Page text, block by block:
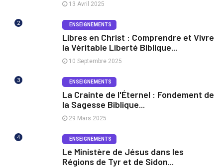
13 Avril 2025
2 ENSEIGNEMENTS
Libres en Christ : Comprendre et Vivre
la Véritable Liberté Biblique...
10 Septembre 2025
3 ENSEIGNEMENTS
La Crainte de l'Éternel : Fondement de
la Sagesse Biblique...
29 Mars 2025
4 ENSEIGNEMENTS
Le Ministère de Jésus dans les
Régions de Tyr et de Sidon...